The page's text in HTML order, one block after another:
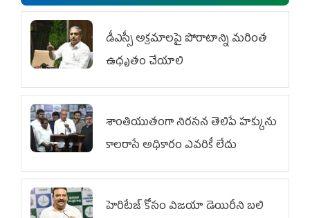
డీఎస్సీ అక్రమాలపై పోరాటాన్ని మరింత
ఉధృతం చేయాలి
శాంతియుతంగా నిరసన తెలిపే హక్కును
కాలరాసే అధికారం ఎవరికీ లేదు
హెరిటేజ్ కోసం విజయా డెయిరీని బలి